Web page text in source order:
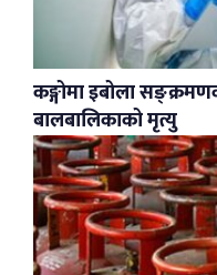
कङ्गोमा इबोला
बालबालिकाको मृत्यु